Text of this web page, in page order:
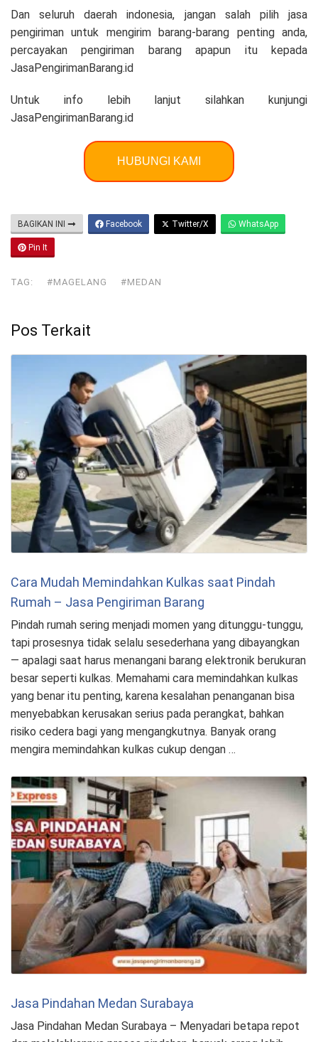
Dan seluruh daerah indonesia, jangan salah pilih jasa
pengiriman untuk mengirim barang-barang penting anda,
percayakan pengiriman barang apapun itu kepada
JasaPengirimanBarang.id
Untuk info lebih lanjut silahkan kunjungi
JasaPengirimanBarang.id
HUBUNGI KAMI
BAGIKAN INI Facebook Twitter/X WhatsApp
Pin It
TAG: #MAGELANG #MEDAN
Pos Terkait
Cara Mudah Memindahkan Kulkas saat Pindah
Rumah – Jasa Pengiriman Barang
Pindah rumah sering menjadi momen yang ditunggu-tunggu,
tapi prosesnya tidak selalu sesederhana yang dibayangkan
— apalagi saat harus menangani barang elektronik berukuran
besar seperti kulkas. Memahami cara memindahkan kulkas
yang benar itu penting, karena kesalahan penanganan bisa
menyebabkan kerusakan serius pada perangkat, bahkan
risiko cedera bagi yang mengangkutnya. Banyak orang
mengira memindahkan kulkas cukup dengan …
Jasa Pindahan Medan Surabaya
Jasa Pindahan Medan Surabaya – Menyadari betapa repot